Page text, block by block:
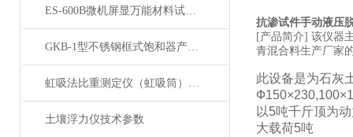
ES-600B微机屏显万能材料试验机 展示
GKB-1型不锈钢框式饱和器产品展示
虹吸法比重测定仪（虹吸筒）产品展示
土壤浮力仪技术参数
抗渗试件手动液压
[产品简介] 该仪器
青混合料生产厂家
此设备是为石灰
以5吨千斤顶为
大载荷5吨